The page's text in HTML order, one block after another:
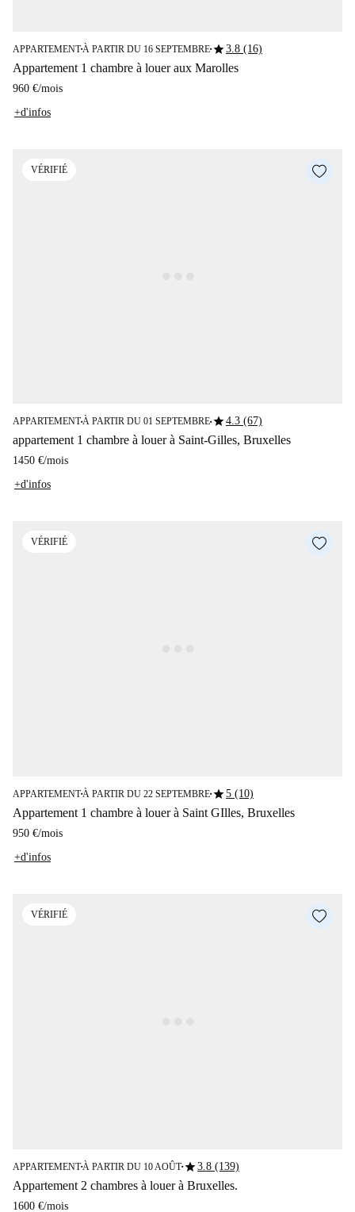
APPARTEMENT■À PARTIR DU 16 SEPTEMBRE■star3.8 (16)
Appartement 1 chambre à louer aux Marolles
960 €/mois
+d'infos
VÉRIFIÉ
APPARTEMENT■À PARTIR DU 01 SEPTEMBRE■star4.3 (67)
appartement 1 chambre à louer à Saint-Gilles, Bruxelles
1450 €/mois
+d'infos
VÉRIFIÉ
APPARTEMENT■À PARTIR DU 22 SEPTEMBRE■star5 (10)
Appartement 1 chambre à louer à Saint GIlles, Bruxelles
950 €/mois
+d'infos
VÉRIFIÉ
APPARTEMENT■À PARTIR DU 10 AOÛT■star3.8 (139)
Appartement 2 chambres à louer à Bruxelles.
1600 €/mois